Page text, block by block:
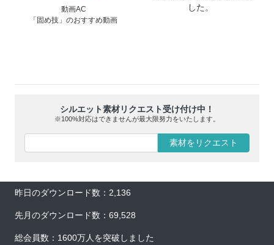
動画AC
「固め技」のおすすめ動画
した。
シルエット素材リクエスト受け付け中！
※100%対応はできませんが最大限努力をいたします。
素材をリクエスト
昨日のダウンロード数：2,136
先月のダウンロード数：69,528
総会員数：1600万人を突破しました